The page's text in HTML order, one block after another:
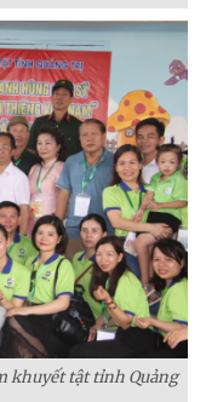
khuyết tật tỉnh Quảng